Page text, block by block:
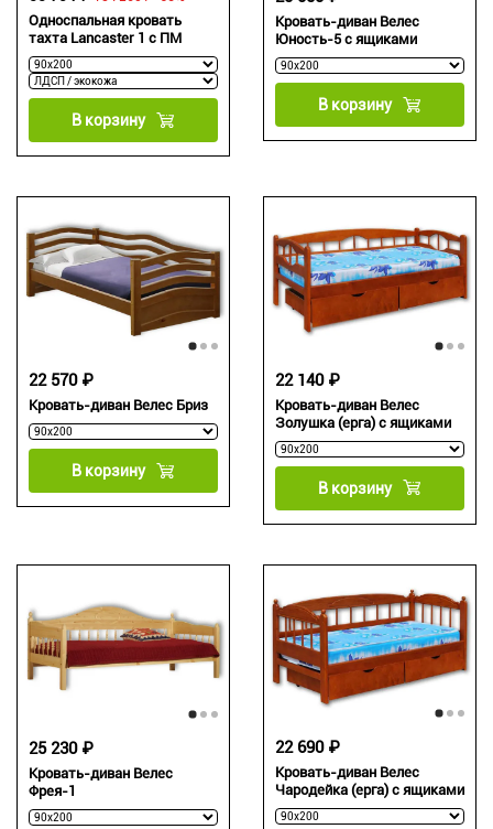
Односпальная кровать
тахта Lancaster 1 с ПМ
В корзину
Кровать-диван Велес
Юность-5 с ящиками
В корзину
Кровать-диван Велес Бриз
22 570 ₽
В корзину
Кровать-диван Велес
Золушка (ерга) с ящиками
22 140 ₽
В корзину
Кровать-диван Велес
Фрея-1
25 230 ₽
Кровать-диван Велес
Чародейка (ерга) с ящиками
22 690 ₽